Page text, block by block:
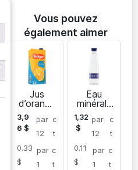
Vous pouvez
également aimer
Jus
d’orange
Yedigen
3,9
6 $
par
12
c
t
0.33
$
par
1
c
t
Eau
minérale
Bulvar
1,32
$
par
12
c
t
0.11
$
par
1
c
t